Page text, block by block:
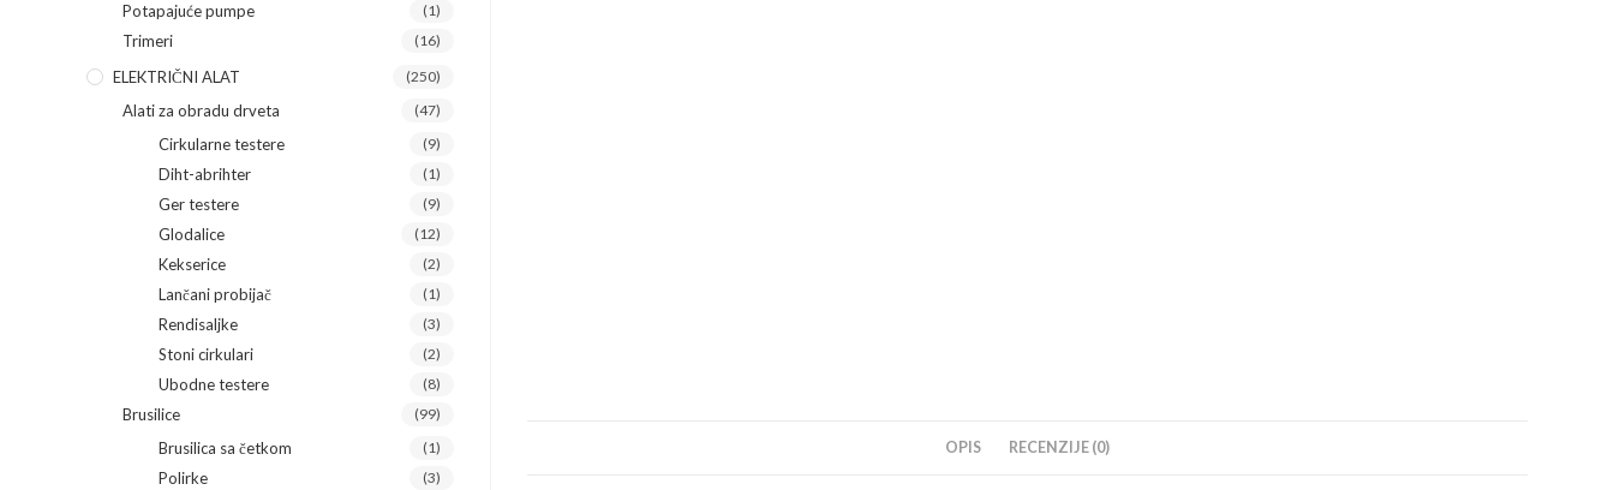
OPIS RECENZIJE (0)
Potapajuće pumpe (1)
Trimeri (16)
ELEKTRIČNI ALAT (250)
Alati za obradu drveta (47)
Cirkularne testere (9)
Diht-abrihter (1)
Ger testere (9)
Glodalice (12)
Kekserice (2)
Lančani probijač (1)
Rendisaljke (3)
Stoni cirkulari (2)
Ubodne testere (8)
Brusilice (99)
Brusilica sa četkom (1)
Polirke (3)